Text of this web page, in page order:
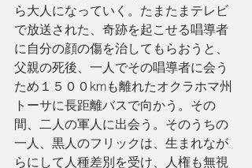
ら大人になっていく。たまたまテレビ
で放送された、奇跡を起こせる唱導者
に自分の顔の傷を治してもらおうと、
父親の死後、一人でその唱導者に会う
ため１５００kmも離れたオクラホマ州
トーサに長距離バスで向かう。その
間、二人の軍人に出会う。そのうちの
一人、黒人のフリックは、生まれなが
らにして人種差別を受け、人権も無視